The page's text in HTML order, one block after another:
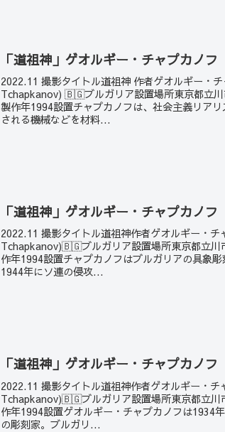
「道祖神」ゲオルギー・チャプカノフ
2022.11 撮影タイトル道祖神 作者ゲオルギー・
Tchapkanov) 🇧🇬ブルガリア設置場所東京都立
製作年1994設置チャプカノフは、社会主義リア
される機械などを材料...
「道祖神」ゲオルギー・チャプカノフ
2022.11 撮影タイトル道祖神作者ゲオルギー・
Tchapkanov)🇧🇬ブルガリア設置場所東京都立
作年1994設置チャプカノフはブルガリアの具象
1944年にソ連の侵攻...
「道祖神」ゲオルギー・チャプカノフ
2022.11 撮影タイトル道祖神作者ゲオルギー・
Tchapkanov)🇧🇬ブルガリア設置場所東京都立
作年1994設置ゲオルギー・チャプカノフは1934
の彫刻家。ブルガリ...